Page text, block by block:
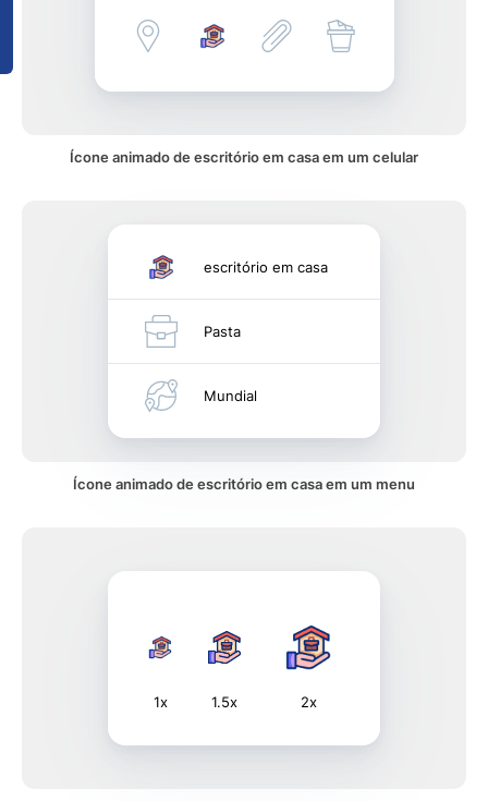
Ícone animado de escritório em casa em um celular
escritório em casa
Pasta
Mundial
Ícone animado de escritório em casa em um menu
1x 1.5x 2x